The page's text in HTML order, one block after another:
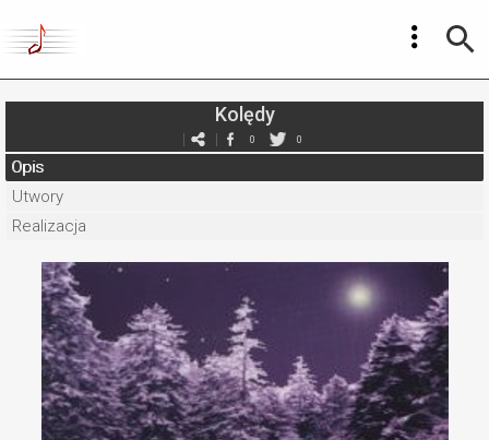
Kolędy
0 0
Opis
Utwory
Realizacja